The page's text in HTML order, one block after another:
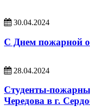
30.04.2024
С Днем пожарной
28.04.2024
Студенты-
Чередова в г.